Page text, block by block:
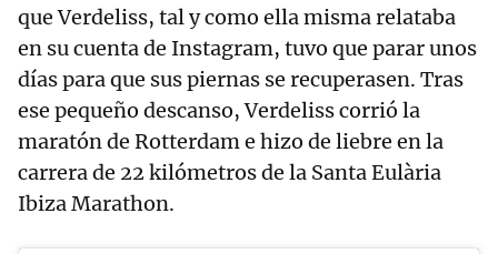
que Verdeliss, tal y como ella misma relataba
en su cuenta de Instagram, tuvo que parar unos
días para que sus piernas se recuperasen. Tras
ese pequeño descanso, Verdeliss corrió la
maratón de Rotterdam e hizo de liebre en la
carrera de 22 kilómetros de la Santa Eulària
Ibiza Marathon.